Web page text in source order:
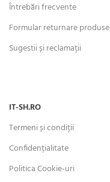
Întrebări frecvente
Formular returnare produse
Sugestii și reclamații
IT-SH.RO
Termeni și condiții
Confidențialitate
Politica Cookie-uri